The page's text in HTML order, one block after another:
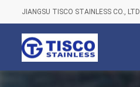
JIANGSU TISCO STAINLESS CO., LTD